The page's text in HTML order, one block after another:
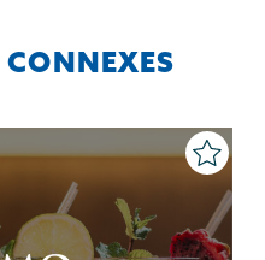
CONNEXES